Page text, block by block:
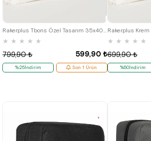
★ ★ ★ ★ ★
599,90 ₺
799,90 ₺
%25İndirim Son 1 Ürün
★ ★ ★ ★ ★
699,90 ₺
%50İndirim